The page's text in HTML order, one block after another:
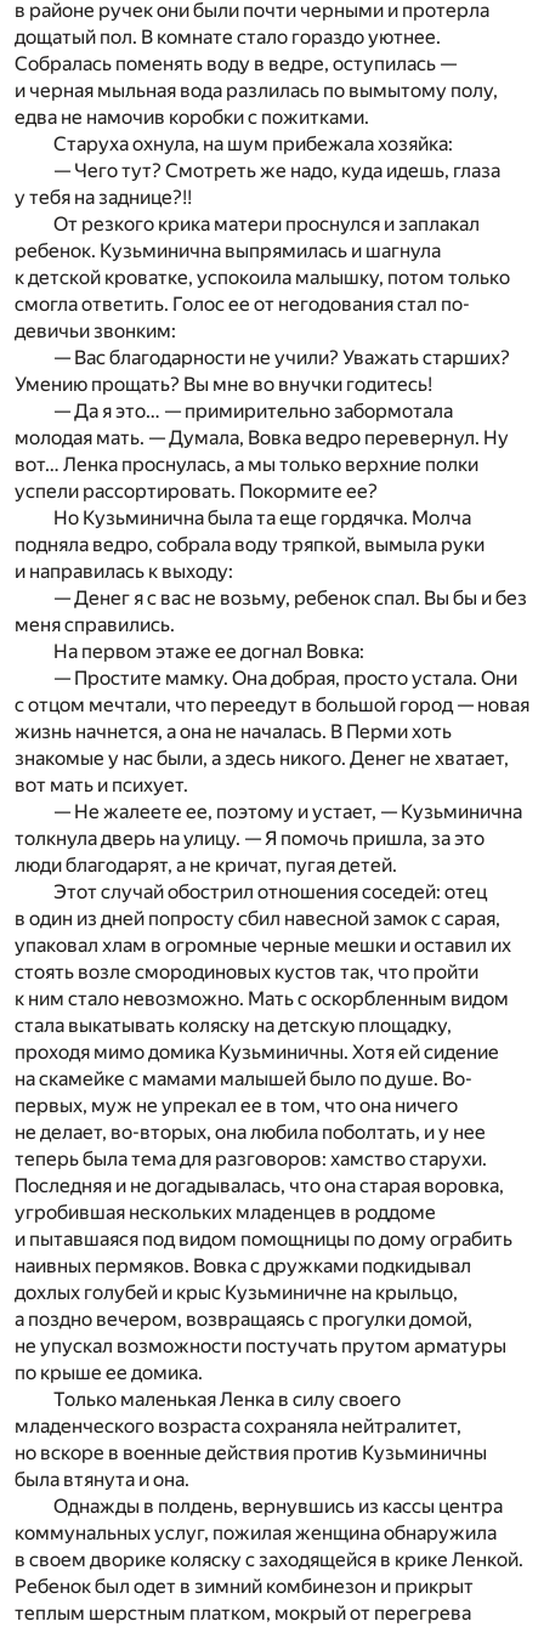
в районе ручек они были почти черными и протерла
дощатый пол. В комнате стало гораздо уютнее.
Собралась поменять воду в ведре, оступилась —
и черная мыльная вода разлилась по вымытому полу,
едва не намочив коробки с пожитками.
Старуха охнула, на шум прибежала хозяйка:
— Чего тут? Смотреть же надо, куда идешь, глаза
у тебя на заднице?!!
От резкого крика матери проснулся и заплакал
ребенок. Кузьминична выпрямилась и шагнула
к детской кроватке, успокоила малышку, потом только
смогла ответить. Голос ее от негодования стал по-
девичьи звонким:
— Вас благодарности не учили? Уважать старших?
Умению прощать? Вы мне во внучки годитесь!
— Да я это… — примирительно забормотала
молодая мать. — Думала, Вовка ведро перевернул. Ну
вот… Ленка проснулась, а мы только верхние полки
успели рассортировать. Покормите ее?
Но Кузьминична была та еще гордячка. Молча
подняла ведро, собрала воду тряпкой, вымыла руки
и направилась к выходу:
— Денег я с вас не возьму, ребенок спал. Вы бы и без
меня справились.
На первом этаже ее догнал Вовка:
— Простите мамку. Она добрая, просто устала. Они
с отцом мечтали, что переедут в большой город — новая
жизнь начнется, а она не началась. В Перми хоть
знакомые у нас были, а здесь никого. Денег не хватает,
вот мать и психует.
— Не жалеете ее, поэтому и устает, — Кузьминична
толкнула дверь на улицу. — Я помочь пришла, за это
люди благодарят, а не кричат, пугая детей.
Этот случай обострил отношения соседей: отец
в один из дней попросту сбил навесной замок с сарая,
упаковал хлам в огромные черные мешки и оставил их
стоять возле смородиновых кустов так, что пройти
к ним стало невозможно. Мать с оскорбленным видом
стала выкатывать коляску на детскую площадку,
проходя мимо домика Кузьминичны. Хотя ей сидение
на скамейке с мамами малышей было по душе. Во-
первых, муж не упрекал ее в том, что она ничего
не делает, во-вторых, она любила поболтать, и у нее
теперь была тема для разговоров: хамство старухи.
Последняя и не догадывалась, что она старая воровка,
угробившая нескольких младенцев в роддоме
и пытавшаяся под видом помощницы по дому ограбить
наивных пермяков. Вовка с дружками подкидывал
дохлых голубей и крыс Кузьминичне на крыльцо,
а поздно вечером, возвращаясь с прогулки домой,
не упускал возможности постучать прутом арматуры
по крыше ее домика.
Только маленькая Ленка в силу своего
младенческого возраста сохраняла нейтралитет,
но вскоре в военные действия против Кузьминичны
была втянута и она.
Однажды в полдень, вернувшись из кассы центра
коммунальных услуг, пожилая женщина обнаружила
в своем дворике коляску с заходящейся в крике Ленкой.
Ребенок был одет в зимний комбинезон и прикрыт
теплым шерстным платком, мокрый от перегрева